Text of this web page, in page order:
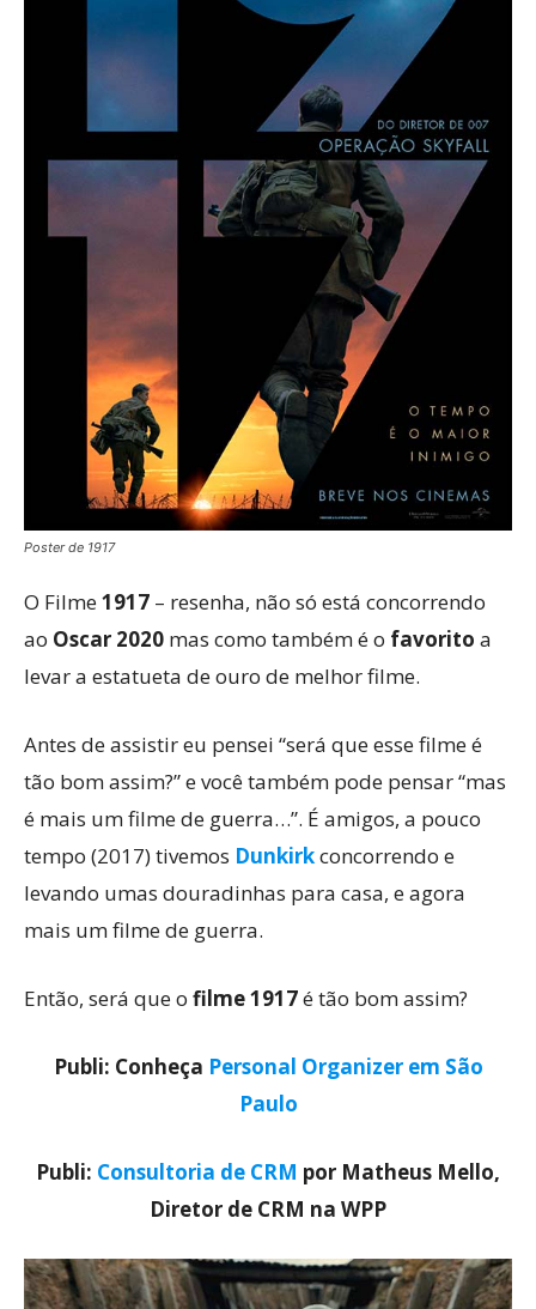
Poster de 1917
O Filme1917 – resenha, não só está concorrendo
ao Oscar 2020 mas como também é o favorito a
levar a estatueta de ouro de melhor filme.
Antes de assistir eu pensei “será que esse filme é
tão bom assim?” e você também pode pensar “mas
é mais um filme de guerra…”. É amigos, a pouco
tempo (2017) tivemos Dunkirkconcorrendo e
levando umas douradinhas para casa, e agora
mais um filme de guerra.
Então, será que o filme 1917é tão bom assim?
Publi: Conheça Personal Organizer em São
Paulo
Publi: Consultoria de CRM por Matheus Mello,
Diretor de CRM na WPP